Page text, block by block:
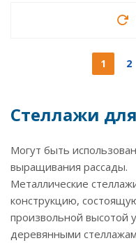
1 2
Стеллажи
Могут быть
выращивания рассады.
Металлические
конструкцию,
произвольной высотой
деревянными